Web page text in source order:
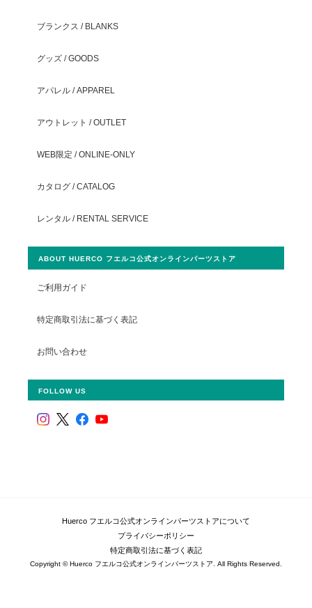
ブランクス / BLANKS
グッズ / GOODS
アパレル / APPAREL
アウトレット / OUTLET
WEB限定 / ONLINE-ONLY
カタログ / CATALOG
レンタル / RENTAL SERVICE
ABOUT HUERCO フエルコ公式オンラインパーツストア
ご利用ガイド
特定商取引法に基づく表記
お問い合わせ
FOLLOW US
Huerco フエルコ公式オンラインパーツストアについて
プライバシーポリシー
特定商取引法に基づく表記
Copyright © Huerco フエルコ公式オンラインパーツストア. All Rights Reserved.